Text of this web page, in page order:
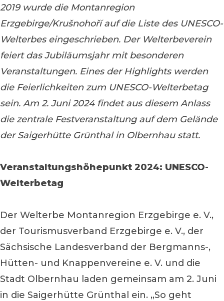
2019 wurde die Montanregion
Erzgebirge/Krušnohoří auf die Liste des UNESCO-
Welterbes eingeschrieben. Der Welterbeverein
feiert das Jubiläumsjahr mit besonderen
Veranstaltungen. Eines der Highlights werden
die Feierlichkeiten zum UNESCO-Welterbetag
sein. Am 2. Juni 2024 findet aus diesem Anlass
die zentrale Festveranstaltung auf dem Gelände
der Saigerhütte Grünthal in Olbernhau statt.
Veranstaltungshöhepunkt 2024: UNESCO-
Welterbetag
Der Welterbe Montanregion Erzgebirge e. V.,
der Tourismusverband Erzgebirge e. V., der
Sächsische Landesverband der Bergmanns-,
Hütten- und Knappenvereine e. V. und die
Stadt Olbernhau laden gemeinsam am 2. Juni
in die Saigerhütte Grünthal ein. „So geht